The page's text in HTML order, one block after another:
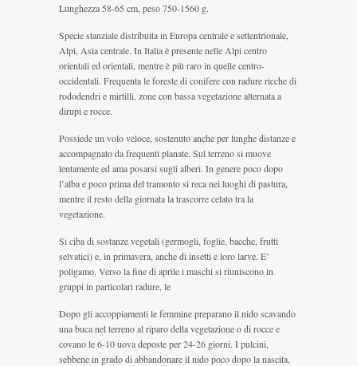
Lunghezza 58-65 cm, peso 750-1560 g.
Specie stanziale distribuita in Europa centrale e settentrionale,
Alpi, Asia centrale. In Italia è presente nelle Alpi centro
orientali ed orientali, mentre è più raro in quelle centro-
occidentali. Frequenta le foreste di conifere con radure ricche di
rododendri e mirtilli, zone con bassa vegetazione alternata a
dirupi e rocce.
Possiede un volo veloce, sostenuto anche per lunghe distanze e
accompagnato da frequenti planate. Sul terreno si muove
lentamente ed ama posarsi sugli alberi. In genere poco dopo
l’alba e poco prima del tramonto si reca nei luoghi di pastura,
mentre il resto della giornata la trascorre celato tra la
vegetazione.
Si ciba di sostanze vegetali (germogli, foglie, bacche, frutti
selvatici) e, in primavera, anche di insetti e loro larve. E’
poligamo. Verso la fine di aprile i maschi si riuniscono in
gruppi in particolari radure, le
Dopo gli accoppiamenti le femmine preparano il nido scavando
una buca nel terreno al riparo della vegetazione o di rocce e
covano le 6-10 uova deposte per 24-26 giorni. I pulcini,
sebbene in grado di abbandonare il nido poco dopo la nascita,